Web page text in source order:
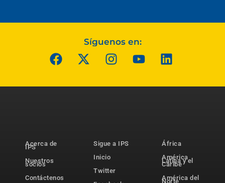
Síguenos en:
Acerca de
IPS
Nuestros
socios
Contáctenos
Sigue a IPS
Inicio
Twitter
África
América
Latina y el
Caribe
América del
Norte